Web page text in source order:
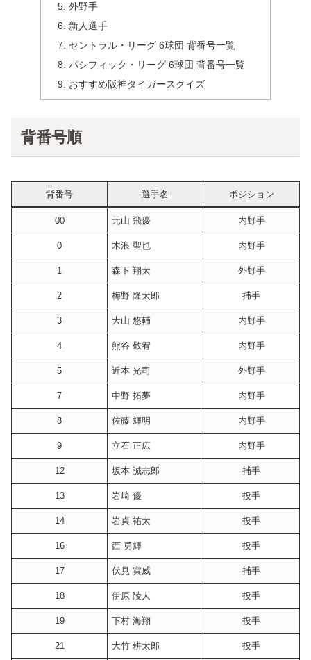
外野手
新人選手
セントラル・リーグ 6球団 背番号一覧
パシフィック・リーグ 6球団 背番号一覧
おすすめ阪神タイガースクイズ
背番号順
背番号 選手名 ポジション
00 元山 飛優 内野手
0 木浪 聖也 内野手
1 森下 翔太 外野手
2 梅野 隆太郎 捕手
3 大山 悠輔 内野手
4 熊谷 敬宥 内野手
5 近本 光司 外野手
7 中野 拓夢 内野手
8 佐藤 輝明 内野手
9 立石 正広 内野手
12 坂本 誠志郎 捕手
13 岩崎 優 投手
14 岩貞 祐太 投手
16 西 勇輝 投手
17 伏見 寅威 捕手
18 伊原 陵人 投手
19 下村 海翔 投手
21 大竹 耕太郎 投手